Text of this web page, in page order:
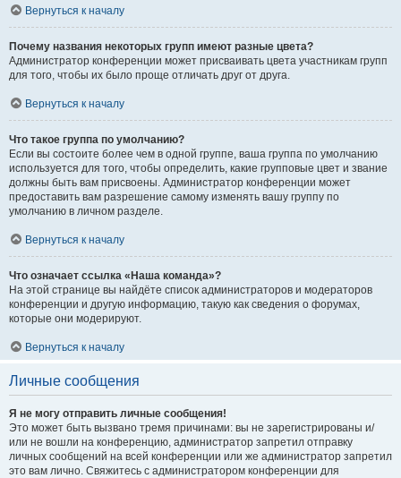
Вернуться к началу
Почему названия некоторых групп имеют разные цвета?
Администратор конференции может присваивать цвета участникам групп
для того, чтобы их было проще отличать друг от друга.
Вернуться к началу
Что такое группа по умолчанию?
Если вы состоите более чем в одной группе, ваша группа по умолчанию
используется для того, чтобы определить, какие групповые цвет и звание
должны быть вам присвоены. Администратор конференции может
предоставить вам разрешение самому изменять вашу группу по
умолчанию в личном разделе.
Вернуться к началу
Что означает ссылка «Наша команда»?
На этой странице вы найдёте список администраторов и модераторов
конференции и другую информацию, такую как сведения о форумах,
которые они модерируют.
Вернуться к началу
Личные сообщения
Я не могу отправить личные сообщения!
Это может быть вызвано тремя причинами: вы не зарегистрированы и/
или не вошли на конференцию, администратор запретил отправку
личных сообщений на всей конференции или же администратор запретил
это вам лично. Свяжитесь с администратором конференции для